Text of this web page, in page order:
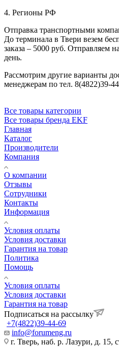
4. Регионы РФ
Отправка транспортными
До терминала в Твери везем
заказа – 5000 руб. Отправляем
день.
Рассмотрим другие варианты
менеджерам по тел. 8(4822)39-
Все товары категории
Все товары бренда EKF
Главная
Каталог
Производители
Компания
О компании
Отзывы
Сотрудники
Контакты
Информация
Условия оплаты
Условия доставки
Гарантия на товар
Политика
Помощь
Условия оплаты
Условия доставки
Гарантия на товар
Подписаться на рассылку
+7(4822)39-44-69
info@forumeng.ru
г. Тверь, наб. р. Лазури, д. 15,